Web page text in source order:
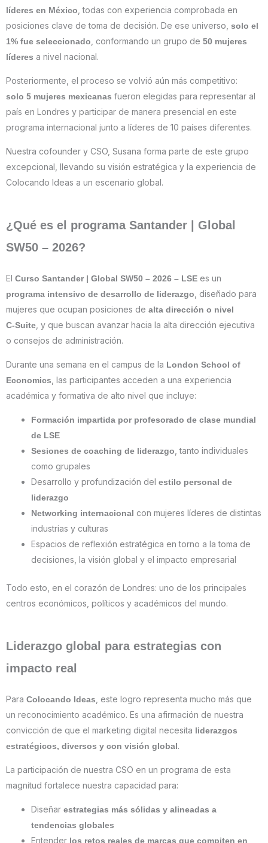
líderes en México , todas con experiencia comprobada en
posiciones clave de toma de decisión. De ese universo, solo el
1% fue seleccionado , conformando un grupo de 50 mujeres
líderes a nivel nacional.
Posteriormente, el proceso se volvió aún más competitivo:
solo 5 mujeres mexicanas fueron elegidas para representar al
país en Londres y participar de manera presencial en este
programa internacional junto a líderes de 10 países diferentes.
Nuestra cofounder y CSO, Susana forma parte de este grupo
excepcional, llevando su visión estratégica y la experiencia de
Colocando Ideas a un escenario global.
¿Qué es el programa Santander | Global
SW50 – 2026?
El Curso Santander | Global SW50 – 2026 – LSE es un
programa intensivo de desarrollo de liderazgo , diseñado para
mujeres que ocupan posiciones de alta dirección o nivel
C‑Suite , y que buscan avanzar hacia la alta dirección ejecutiva
o consejos de administración.
Durante una semana en el campus de la London School of
Economics , las participantes acceden a una experiencia
académica y formativa de alto nivel que incluye:
Formación impartida por profesorado de clase mundial
de LSE
Sesiones de coaching de liderazgo , tanto individuales
como grupales
Desarrollo y profundización del estilo personal de
liderazgo
Networking internacional con mujeres líderes de distintas
industrias y culturas
Espacios de reflexión estratégica en torno a la toma de
decisiones, la visión global y el impacto empresarial
Todo esto, en el corazón de Londres: uno de los principales
centros económicos, políticos y académicos del mundo.
Liderazgo global para estrategias con
impacto real
Para Colocando Ideas , este logro representa mucho más que
un reconocimiento académico. Es una afirmación de nuestra
convicción de que el marketing digital necesita liderazgos
estratégicos, diversos y con visión global.
La participación de nuestra CSO en un programa de esta
magnitud fortalece nuestra capacidad para:
Diseñar estrategias más sólidas y alineadas a
tendencias globales
Entender los retos reales de marcas que compiten en